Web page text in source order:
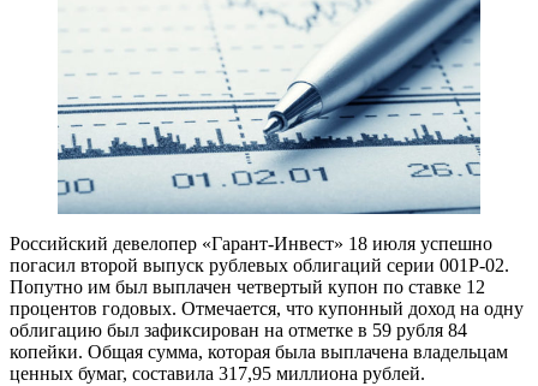
Российский девелопер «Гарант-Инвест» 18 июля успешно
погасил второй выпуск рублевых облигаций серии 001Р-02.
Попутно им был выплачен четвертый купон по ставке 12
процентов годовых. Отмечается, что купонный доход на одну
облигацию был зафиксирован на отметке в 59 рубля 84
копейки. Общая сумма, которая была выплачена владельцам
ценных бумаг, составила 317,95 миллиона рублей.